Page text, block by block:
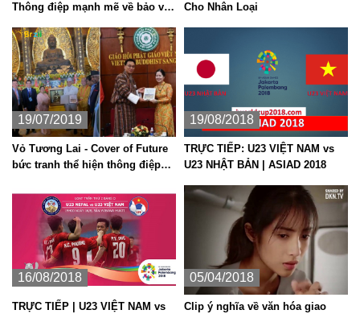
Thông điệp mạnh mẽ về bảo vệ
Cho Nhân Loại
19/07/2019
Vỏ Tương Lai - Cover of Future
bức tranh thể hiện thông điệp
19/08/2018
TRỰC TIẾP: U23 VIỆT NAM vs
U23 NHẬT BẢN | ASIAD 2018
16/08/2018
TRỰC TIẾP | U23 VIỆT NAM vs
05/04/2018
Clip ý nghĩa về văn hóa giao